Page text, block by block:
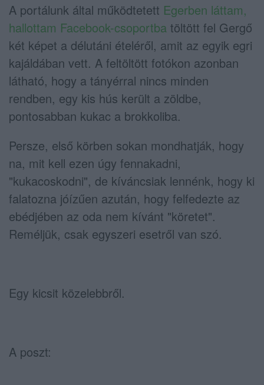
A portálunk által működtetett Egerben láttam,
hallottam Facebook-csoportba töltött fel Gergő
két képet a délutáni ételéről, amit az egyik egri
kajáldában vett. A feltöltött fotókon azonban
látható, hogy a tányérral nincs minden
rendben, egy kis hús került a zöldbe,
pontosabban kukac a brokkoliba.
Persze, első körben sokan mondhatják, hogy
na, mit kell ezen úgy fennakadni,
"kukacoskodni", de kíváncsiak lennénk, hogy ki
falatozna jóízűen azután, hogy felfedezte az
ebédjében az oda nem kívánt "köretet".
Reméljük, csak egyszeri esetről van szó.
Egy kicsit közelebbről.
A poszt: